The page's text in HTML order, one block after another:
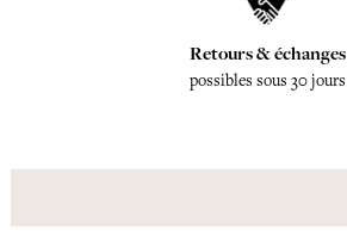
Retours & échanges
possibles sous 30 jours